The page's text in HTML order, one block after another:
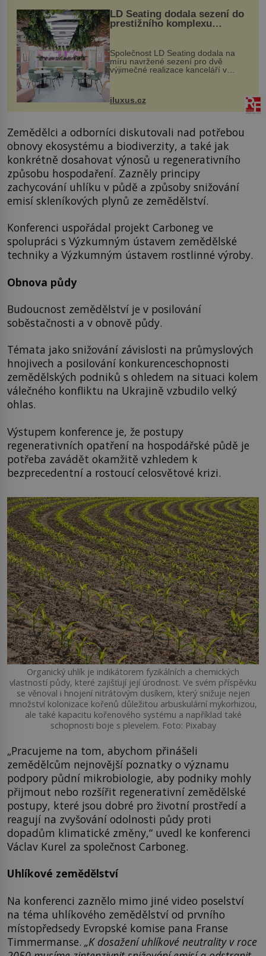
LD Seating dodala sezení do
prestižního komplexu
MediaCityUK v Salfordu
Společnost LD Seating dodala na
míru navržené sezení pro dvě
výjimečné realizace kanceláří v
areálu MediaCityUK v anglickém
budov Media...
iluxus.cz
Zemědělci a odborníci diskutovali nad potřebou
obnovy ekosystému a biodiverzity, a také jak
konkrétně dosahovat výnosů u regenerativního
způsobu hospodaření. Zazněly principy
zachycování uhlíku v půdě a způsoby snižování
emisí skleníkových plynů ze zemědělství.
Konferenci uspořádal projekt Carboneg ve
spolupráci s Výzkumným ústavem zemědělské
techniky a Výzkumným ústavem rostlinné výroby.
Obnova půdy
Budoucnost zemědělství je v posilování
soběstačnosti a v obnově půdy.
Témata jako snižování závislosti na průmyslových
hnojivech a posilování konkurenceschopnosti
zemědělských podniků s ohledem na situaci kolem
válečného konfliktu na Ukrajině vzbudilo velký
ohlas.
Výstupem konference je, že postupy
regenerativních opatření na hospodářské půdě je
potřeba zavádět okamžitě vzhledem k
bezprecedentní a rostoucí celosvětové krizi.
Organický uhlík je indikátorem fyzikálních a chemických
vlastností půdy, které zajišťují její úrodnost. Ve svém příspěvku
se věnoval i hnojení nitrátovým dusíkem, který snižuje nejen
množství kolonizace kořenů důležitou arbuskulární mykorhizou,
ale také kapacitu kořenového systému a například také
schopnosti boje s plevelem. Foto: Pixabay
„Pracujeme na tom, abychom přinášeli
zemědělcům nejnovější poznatky o významu
podpory půdní mikrobiologie, aby podniky mohly
přijmout nebo rozšířit regenerativní zemědělské
postupy, které jsou dobré pro životní prostředí a
reagují na zvyšování odolnosti půdy proti
dopadům klimatické změny,“ uvedl ke konferenci
Václav Kurel za společnost Carboneg.
Uhlíkové zemědělství
Na konferenci zaznělo mimo jiné video poselství
na téma uhlíkového zemědělství od prvního
místopředsedy Evropské komise pana Franse
Timmermanse. „K dosažení uhlíkové neutrality v roce